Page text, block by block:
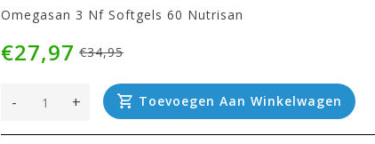
Omegasan 3 Nf Softgels 60 Nutrisan
€34,95
€27,97
+
- Toevoegen Aan Winkelwagen